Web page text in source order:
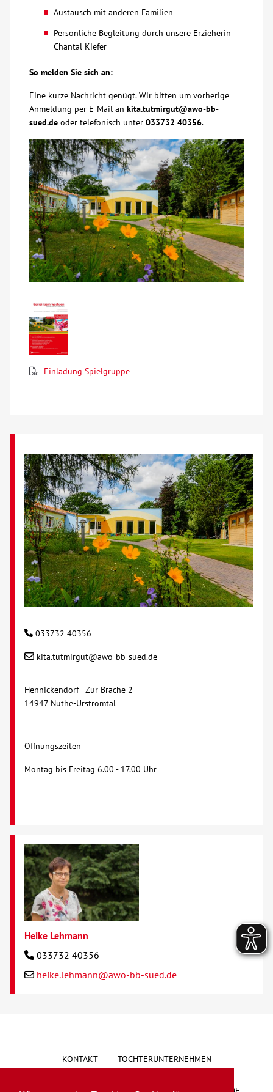
Austausch mit anderen Familien
Persönliche Begleitung durch unsere Erzieherin
Chantal Kiefer
So melden Sie sich an:
Eine kurze Nachricht genügt. Wir bitten um vorherige
Anmeldung per E-Mail an kita.tutmirgut@awo-bb-
sued.de oder telefonisch unter 033732 40356.
Einladung Spielgruppe
033732 40356
kita.tutmirgut@awo-bb-sued.de
Hennickendorf - Zur Brache 2
14947 Nuthe-Urstromtal
Öffnungszeiten
Montag bis Freitag 6.00 - 17.00 Uhr
Heike Lehmann
033732 40356
heike.lehmann@awo-bb-sued.de
KONTAKT TOCHTERUNTERNEHMEN